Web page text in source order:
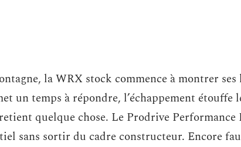
la WRX stock commence à montrer
un temps à répondre, l’échappement étouffe
quelque chose. Le Prodrive Performance
sans sortir du cadre constructeur. Encore